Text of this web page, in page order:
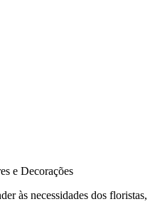
e Decorações
às necessidades dos